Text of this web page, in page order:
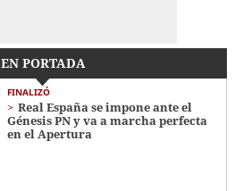
EN PORTADA
FINALIZÓ
Real España se impone ante el
Génesis PN y va a marcha perfecta
en el Apertura